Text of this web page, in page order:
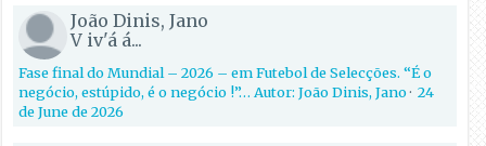
João Dinis, Jano
V iv'á á...
Fase final do Mundial – 2026 – em Futebol de Selecções. “É o
negócio, estúpido, é o negócio !”… Autor: João Dinis, Jano·24
de June de 2026